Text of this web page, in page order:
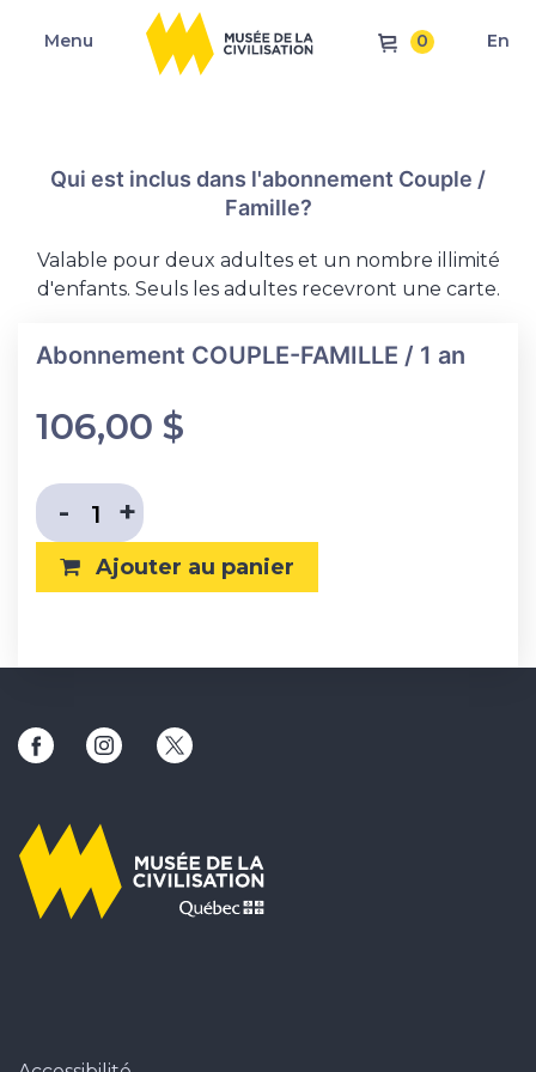
Menu 0 En
Qui est inclus dans l'abonnement Couple /
Famille?
Valable pour deux adultes et un nombre illimité
d'enfants. Seuls les adultes recevront une carte.
Abonnement COUPLE-FAMILLE / 1 an
106,00 $
- Diminuer la quantité
+Augmenter la quantité
Ajouter au panier
Ce lien ouvrira une nouvelle fenêtre
Ce lien ouvrira une nouvelle fenêtre
Ce lien ouvrira une nouvelle